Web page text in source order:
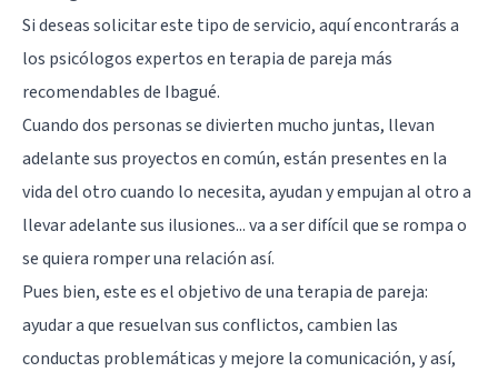
Si deseas solicitar este tipo de servicio, aquí encontrarás a
los psicólogos expertos en terapia de pareja más
recomendables de Ibagué.
Cuando dos personas se divierten mucho juntas, llevan
adelante sus proyectos en común, están presentes en la
vida del otro cuando lo necesita, ayudan y empujan al otro a
llevar adelante sus ilusiones... va a ser difícil que se rompa o
se quiera romper una relación así.
Pues bien, este es el objetivo de una terapia de pareja:
ayudar a que resuelvan sus conflictos, cambien las
conductas problemáticas y mejore la comunicación, y así,